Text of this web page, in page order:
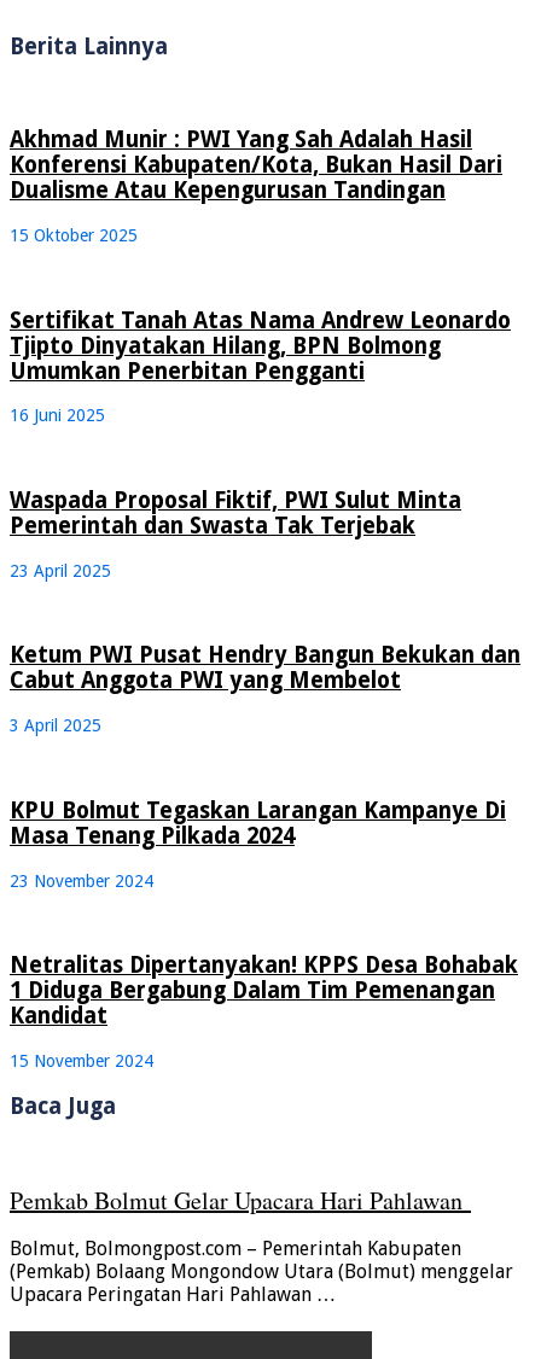
Berita Lainnya
Akhmad Munir : PWI Yang Sah Adalah Hasil
Konferensi Kabupaten/Kota, Bukan Hasil Dari
Dualisme Atau Kepengurusan Tandingan
15 Oktober 2025
Sertifikat Tanah Atas Nama Andrew Leonardo
Tjipto Dinyatakan Hilang, BPN Bolmong
Umumkan Penerbitan Pengganti
16 Juni 2025
Waspada Proposal Fiktif, PWI Sulut Minta
Pemerintah dan Swasta Tak Terjebak
23 April 2025
Ketum PWI Pusat Hendry Bangun Bekukan dan
Cabut Anggota PWI yang Membelot
3 April 2025
KPU Bolmut Tegaskan Larangan Kampanye Di
Masa Tenang Pilkada 2024
23 November 2024
Netralitas Dipertanyakan! KPPS Desa Bohabak
1 Diduga Bergabung Dalam Tim Pemenangan
Kandidat
15 November 2024
Baca Juga
Pemkab Bolmut Gelar Upacara Hari Pahlawan
Bolmut, Bolmongpost.com – Pemerintah Kabupaten
(Pemkab) Bolaang Mongondow Utara (Bolmut) menggelar
Upacara Peringatan Hari Pahlawan …